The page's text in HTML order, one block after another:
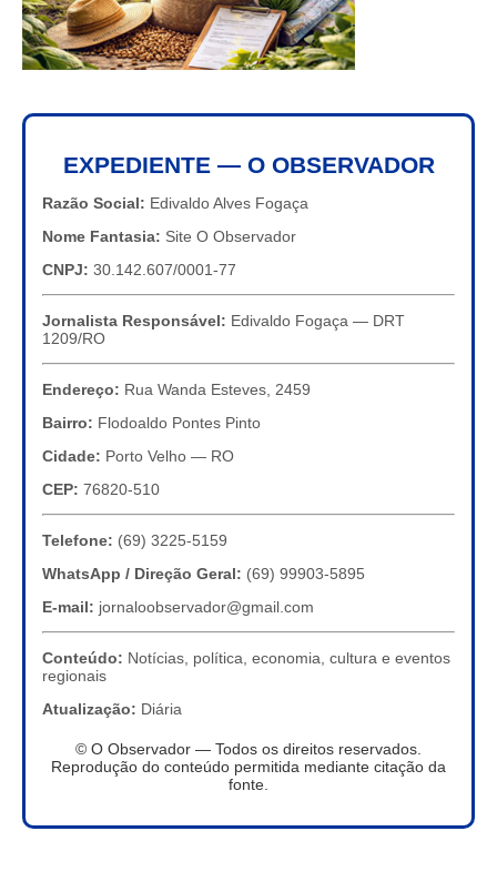
EXPEDIENTE — O OBSERVADOR
Razão Social: Edivaldo Alves Fogaça
Nome Fantasia: Site O Observador
CNPJ: 30.142.607/0001-77
Jornalista Responsável: Edivaldo Fogaça — DRT
1209/RO
Endereço: Rua Wanda Esteves, 2459
Bairro: Flodoaldo Pontes Pinto
Cidade: Porto Velho — RO
CEP: 76820-510
Telefone: (69) 3225-5159
WhatsApp / Direção Geral: (69) 99903-5895
E-mail: jornaloobservador@gmail.com
Conteúdo: Notícias, política, economia, cultura e eventos
regionais
Atualização: Diária
© O Observador — Todos os direitos reservados.
Reprodução do conteúdo permitida mediante citação da
fonte.